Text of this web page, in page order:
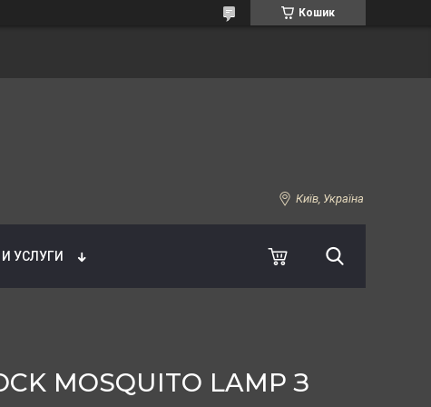
Кошик
Київ, Україна
УСЛУГИ
MOSQUITO LAMP З